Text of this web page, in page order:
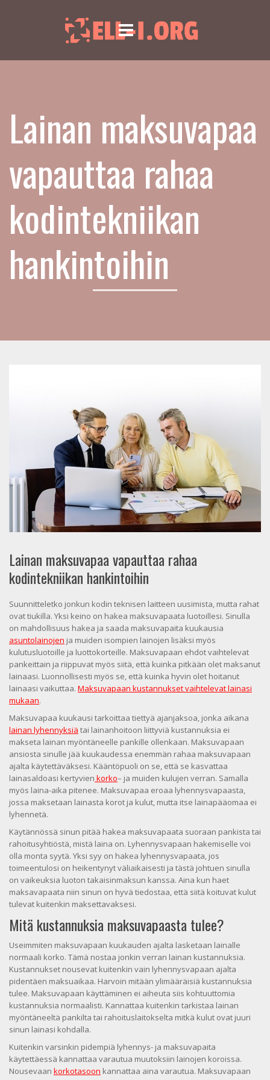
Menu
Lainan maksuvapaa
vapauttaa rahaa
kodintekniikan
hankintoihin
Lainan maksuvapaa vapauttaa rahaa
kodintekniikan hankintoihin
Suunnitteletko jonkun kodin teknisen laitteen uusimista, mutta rahat
ovat tiukilla. Yksi keino on hakea maksuvapaata luotoillesi. Sinulla
on mahdollisuus hakea ja saada maksuvapaita kuukausia
asuntolainojen ja muiden isompien lainojen lisäksi myös
kulutusluotoille ja luottokorteille. Maksuvapaan ehdot vaihtelevat
pankeittain ja riippuvat myös siitä, että kuinka pitkään olet maksanut
lainaasi. Luonnollisesti myös se, että kuinka hyvin olet hoitanut
lainaasi vaikuttaa. Maksuvapaan kustannukset vaihtelevat lainasi
mukaan.
Maksuvapaa kuukausi tarkoittaa tiettyä ajanjaksoa, jonka aikana
lainan lyhennyksiä tai lainanhoitoon liittyviä kustannuksia ei
makseta lainan myöntäneelle pankille ollenkaan. Maksuvapaan
ansiosta sinulle jää kuukaudessa enemmän rahaa maksuvapaan
ajalta käytettäväksesi. Kääntöpuoli on se, että se kasvattaa
lainasaldoasi kertyvien korko– ja muiden kulujen verran. Samalla
myös laina-aika pitenee. Maksuvapaa eroaa lyhennysvapaasta,
jossa maksetaan lainasta korot ja kulut, mutta itse lainapääomaa ei
lyhennetä.
Käytännössä sinun pitää hakea maksuvapaata suoraan pankista tai
rahoitusyhtiöstä, mistä laina on. Lyhennysvapaan hakemiselle voi
olla monta syytä. Yksi syy on hakea lyhennysvapaata, jos
toimeentulosi on heikentynyt väliaikaisesti ja tästä johtuen sinulla
on vaikeuksia luoton takaisinmaksun kanssa. Aina kun haet
maksavapaata niin sinun on hyvä tiedostaa, että siitä koituvat kulut
tulevat kuitenkin maksettavaksesi.
Mitä kustannuksia maksuvapaasta tulee?
Useimmiten maksuvapaan kuukauden ajalta lasketaan lainalle
normaali korko. Tämä nostaa jonkin verran lainan kustannuksia.
Kustannukset nousevat kuitenkin vain lyhennysvapaan ajalta
pidentäen maksuaikaa. Harvoin mitään ylimääräisiä kustannuksia
tulee. Maksuvapaan käyttäminen ei aiheuta siis kohtuuttomia
kustannuksia normaalisti. Kannattaa kuitenkin tarkistaa lainan
myöntäneeltä pankilta tai rahoituslaitokselta mitkä kulut ovat juuri
sinun lainasi kohdalla.
Kuitenkin varsinkin pidempiä lyhennys- ja maksuvapaita
käytettäessä kannattaa varautua muutoksiin lainojen koroissa.
Nousevaan korkotasoon kannattaa aina varautua. Maksuvapaan